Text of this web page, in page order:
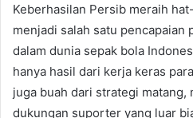
Keberhasilan Persib meraih
menjadi salah satu pencapaian
dalam dunia sepak bola
hanya hasil dari kerja keras
juga buah dari strategi matang,
dukungan suporter yang luar